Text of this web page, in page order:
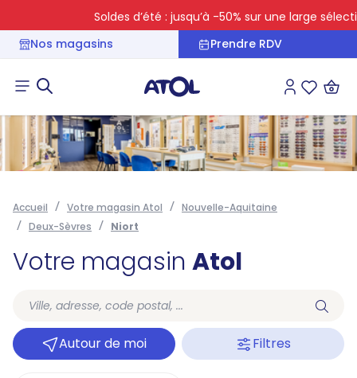
Soldes d’été : jusqu’à -50% sur une large sélection
Nos magasins
Prendre RDV
Connexion
Accueil Votre magasin Atol
Nouvelle-Aquitaine
Deux-Sèvres
Niort
Votre magasin Atol
Autour de moi Filtres